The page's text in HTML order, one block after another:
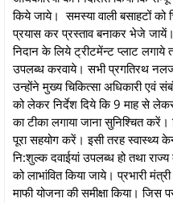
किये जाये। समस्या वाली बसाहटों
प्रयास कर प्रस्ताव बनाकर भेजे
निदान के लिये ट्रीटमेंन्ट प्लाट
उपलब्ध करवाये। सभी प्रगतिरथ
उन्होंने मुख्य चिकित्सा अधिकारी एवं
को लेकर निर्देश दिये कि 9 माह से
का टीका लगाया जाना सुनिश्चित करें।
पूरा सहयोग करें। इसी तरह स्वास्थ्य
नि:शुल्क दवाईयां उपलब्ध हो तथा
को लाभांवित किया जाये। प्रभारी
माफी योजना की समीक्षा किया। जिस